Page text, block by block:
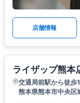
店舗情報
ライザップ熊本
交通局前駅から徒歩
熊本県熊本市中央